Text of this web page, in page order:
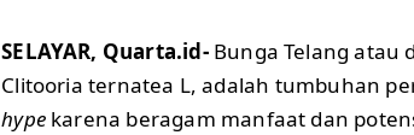
SELAYAR, Quarta.id- Bunga Telang atau
Clitooria ternatea L, adalah tumbuhan
hypekarena beragam manfaat dan